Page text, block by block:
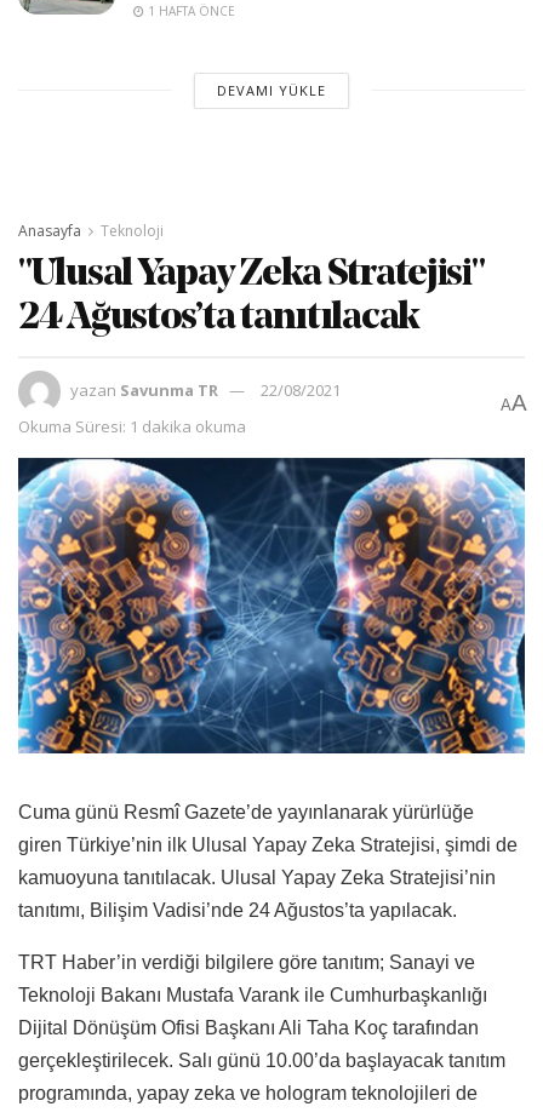
1 HAFTA ÖNCE
DEVAMI YÜKLE
Anasayfa Teknoloji
"Ulusal Yapay Zeka Stratejisi"
24 Ağustos’ta tanıtılacak
yazan Savunma TR
22/08/2021
Okuma Süresi: 1 dakika okuma
AA
Cuma günü Resmî Gazete’de yayınlanarak yürürlüğe
giren Türkiye’nin ilk Ulusal Yapay Zeka Stratejisi, şimdi de
kamuoyuna tanıtılacak. Ulusal Yapay Zeka Stratejisi’nin
tanıtımı, Bilişim Vadisi’nde 24 Ağustos’ta yapılacak.
TRT Haber’in verdiği bilgilere göre tanıtım; Sanayi ve
Teknoloji Bakanı Mustafa Varank ile Cumhurbaşkanlığı
Dijital Dönüşüm Ofisi Başkanı Ali Taha Koç tarafından
gerçekleştirilecek. Salı günü 10.00’da başlayacak tanıtım
programında, yapay zeka ve hologram teknolojileri de